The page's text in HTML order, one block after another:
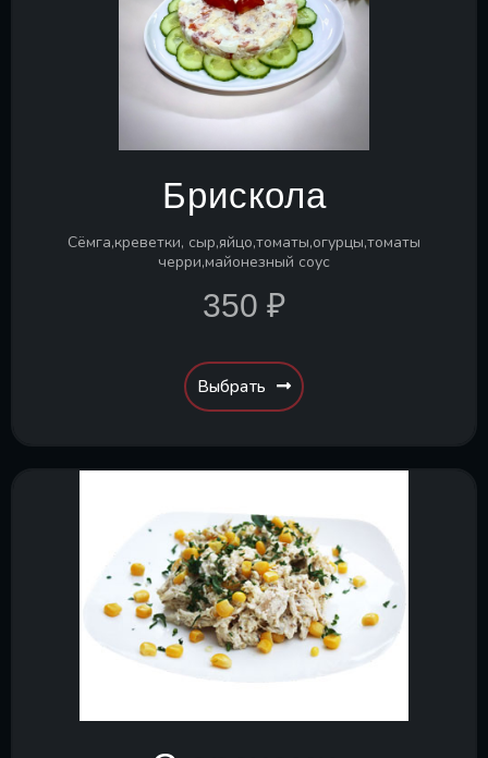
Брискола
Сёмга,креветки, сыр,яйцо,томаты,огурцы,томаты
черри,майонезный соус
350 ₽
Выбрать